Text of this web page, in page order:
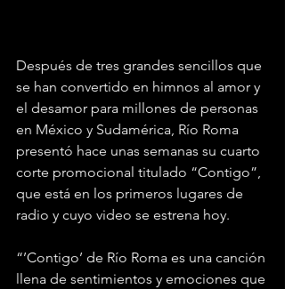
Después de tres grandes sencillos que
se han convertido en himnos al amor y
el desamor para millones de personas
en México y Sudamérica, Río Roma
presentó hace unas semanas su cuarto
corte promocional titulado “Contigo”,
que está en los primeros lugares de
radio y cuyo video se estrena hoy.
“’Contigo’ de Río Roma es una canción
llena de sentimientos y emociones que